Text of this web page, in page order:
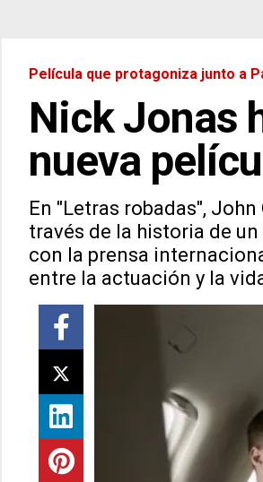
Película que protagoniza junto a
Nick Jonas
nueva
En "Letras robadas",
través de la historia de
con la prensa
entre la actuación y la